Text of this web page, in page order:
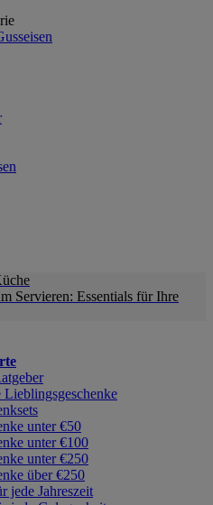
Servieren: Essentials für Ihre
Lieblingsgeschenke
unter €50
unter €100
unter €250
über €250
jede Jahreszeit